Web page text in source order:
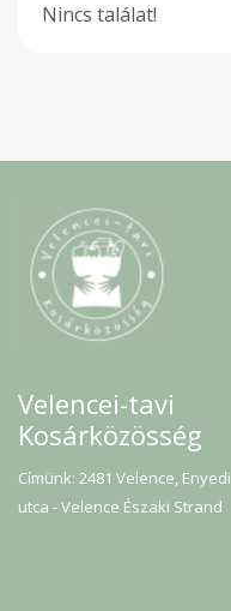
Nincs találat!
Velencei-tavi
Kosárközösség
Címünk: 2481 Velence, Enyedi
utca - Velence Északi Strand